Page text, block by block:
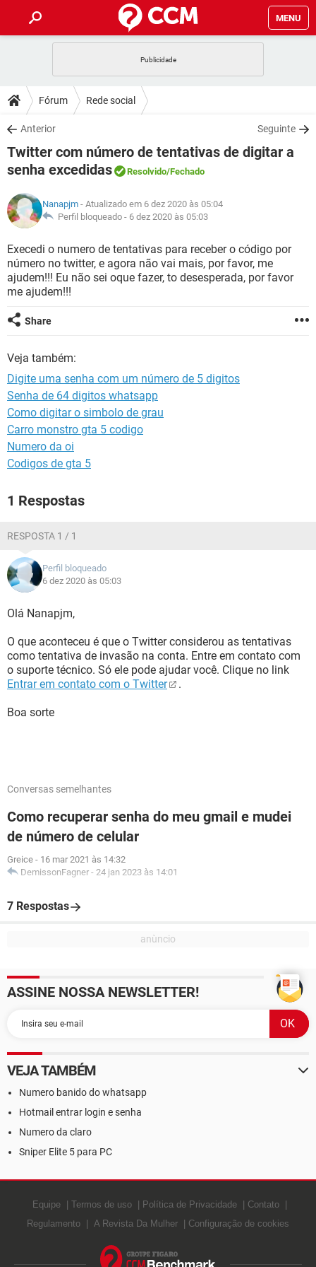
MENU
CELULAR
OUTLOOK
INSTAGRAM GMAIL
GUIA DE COMPRAS
DICAS
JOGOS
OUTLOOK
GUIA DE COMPRAS
DOWNLOADS
JOGOS WHATSAPP
CELULAR FACEBOOK
OUTLOOK EXCEL
INSTAGRAM
GUIA DE COMPRAS
FÓRUM
CELULAR FACEBOOK
INSTAGRAM GMAIL
GUIA DE COMPRAS
GLOSSÁRIO
JOGOS
CELULAR FACEBOOK
OUTLOOK EXCEL
INSTAGRAM
GUIA DE COMPRAS
Fórum Rede social
Anterior Seguinte
Twitter com número de tentativas de digitar a
senha excedidas
Resolvido/Fechado
Nanapjm - Atualizado em 6 dez 2020 às 05:04
Perfil bloqueado - 6 dez 2020 às 05:03
Execedi o numero de tentativas para receber o código por
número no twitter, e agora não vai mais, por favor, me
ajudem!!! Eu não sei oque fazer, to desesperada, por favor
me ajudem!!!
Share
Veja também:
Digite uma senha com um número de 5 digitos
Senha de 64 digitos whatsapp
Como digitar o simbolo de grau
Carro monstro gta 5 codigo
Numero da oi
Codigos de gta 5
1 Respostas
RESPOSTA 1 / 1
Perfil bloqueado
6 dez 2020 às 05:03
Olá Nanapjm,
O que aconteceu é que o Twitter considerou as tentativas
como tentativa de invasão na conta. Entre em contato com
o suporte técnico. Só ele pode ajudar você. Clique no link
Entrar em contato com o Twitter
.
Boa sorte
Conversas semelhantes
Como recuperar senha do meu gmail e mudei
de número de celular
Greice - 16 mar 2021 às 14:32
DemissonFagner - 24 jan 2023 às 14:01
7 Respostas
ASSINE NOSSA NEWSLETTER!
VEJA TAMBÉM
Numero banido do whatsapp
Hotmail entrar login e senha
Numero da claro
Sniper Elite 5 para PC
Equipe Termos de uso Política de Privacidade
Contato
Regulamento
A Revista Da Mulher Configuração de cookies